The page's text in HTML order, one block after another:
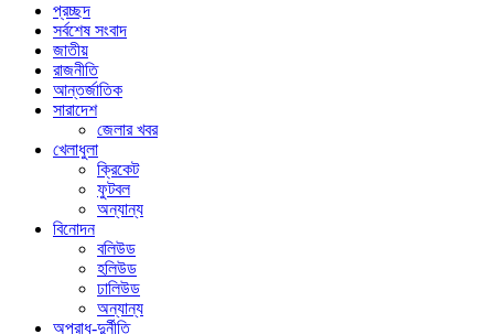
প্রচ্ছদ
সর্বশেষ সংবাদ
জাতীয়
রাজনীতি
আন্তর্জাতিক
সারাদেশ
জেলার খবর
খেলাধুলা
ক্রিকেট
ফুটবল
অন্যান্য
বিনোদন
বলিউড
হলিউড
ঢালিউড
অন্যান্য
অপরাধ-দুর্নীতি